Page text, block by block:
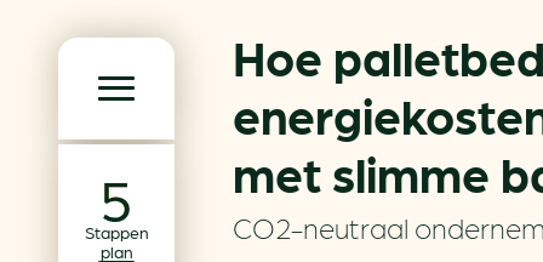
Stappen
plan
Klimaatplein
Hoofd­navigatie
Over ons
Partners
Hoe
met slimme
CO2-neutraal